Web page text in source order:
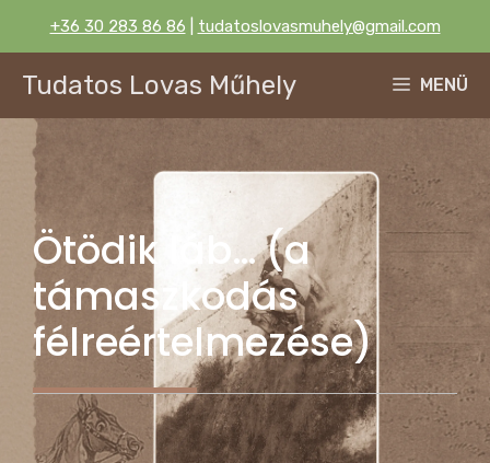
tartalomba
+36 30 283 86 86 tudatoslovasmuhely@gmail.com
Tudatos Lovas Műhely MENÜ
Ötödik láb… (a
támaszkodás
félreértelmezése)